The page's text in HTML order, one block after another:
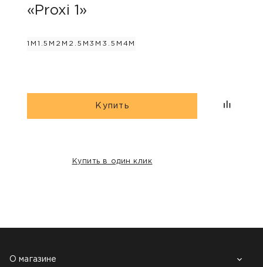
«Proxi 1»
1М 1.5М 2М 2.5М 3М 3.5М 4М
Купить
Купить в один клик
О магазине